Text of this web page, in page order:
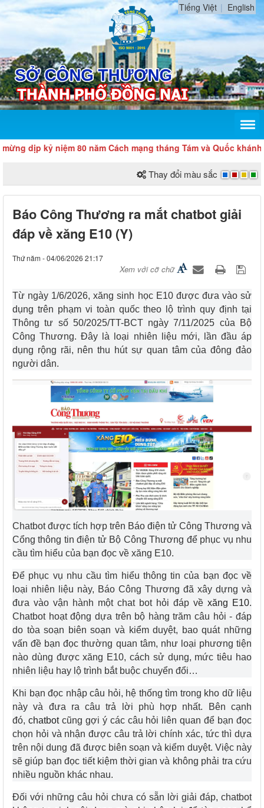
Tiếng Việt English
dịp kỷ niệm 80 năm Cách mạng tháng Tám và Quốc khánh 2/9
Thay đổi màu sắc
Báo Công Thương ra mắt chatbot giải
đáp về xăng E10 (Y)
Thứ năm - 04/06/2026 21:17
Xem với cỡ chữ
Từ ngày 1/6/2026, xăng sinh học E10 được đưa vào sử
dụng trên phạm vi toàn quốc theo lộ trình quy định tại
Thông tư số 50/2025/TT-BCT ngày 7/11/2025 của Bộ
Công Thương. Đây là loại nhiên liệu mới, lần đầu áp
dụng rộng rãi, nên thu hút sự quan tâm của đông đảo
người dân.
Chatbot được tích hợp trên Báo điện tử Công Thương và
Cổng thông tin điện tử Bộ Công Thương để phục vụ nhu
cầu tìm hiểu của bạn đọc về xăng E10.
Để phục vụ nhu cầu tìm hiểu thông tin của bạn đọc về
loại nhiên liệu này, Báo Công Thương đã xây dựng và
đưa vào vận hành một chat bot hỏi đáp về xăng E10.
Chatbot hoạt động dựa trên bộ hàng trăm câu hỏi - đáp
do tòa soạn biên soạn và kiểm duyệt, bao quát những
vấn đề bạn đọc thường quan tâm, như loại phương tiện
nào dùng được xăng E10, cách sử dụng, mức tiêu hao
nhiên liệu hay lộ trình bắt buộc chuyển đổi…
Khi bạn đọc nhập câu hỏi, hệ thống tìm trong kho dữ liệu
này và đưa ra câu trả lời phù hợp nhất. Bên cạnh
đó, chatbotcũng gợi ý các câu hỏi liên quan để bạn đọc
chọn hỏi và nhận được câu trả lời chính xác, tức thì dựa
trên nội dung đã được biên soạn và kiểm duyệt. Việc này
sẽ giúp bạn đọc tiết kiệm thời gian và không phải tra cứu
nhiều nguồn khác nhau.
Đối với những câu hỏi chưa có sẵn lời giải đáp, chatbot